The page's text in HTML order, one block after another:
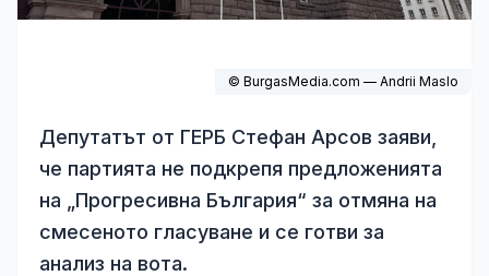
© BurgasMedia.com — Andrii Maslo
Депутатът от ГЕРБ Стефан Арсов заяви,
че партията не подкрепя предложенията
на „Прогресивна България“ за отмяна на
смесеното гласуване и се готви за
анализ на вота.